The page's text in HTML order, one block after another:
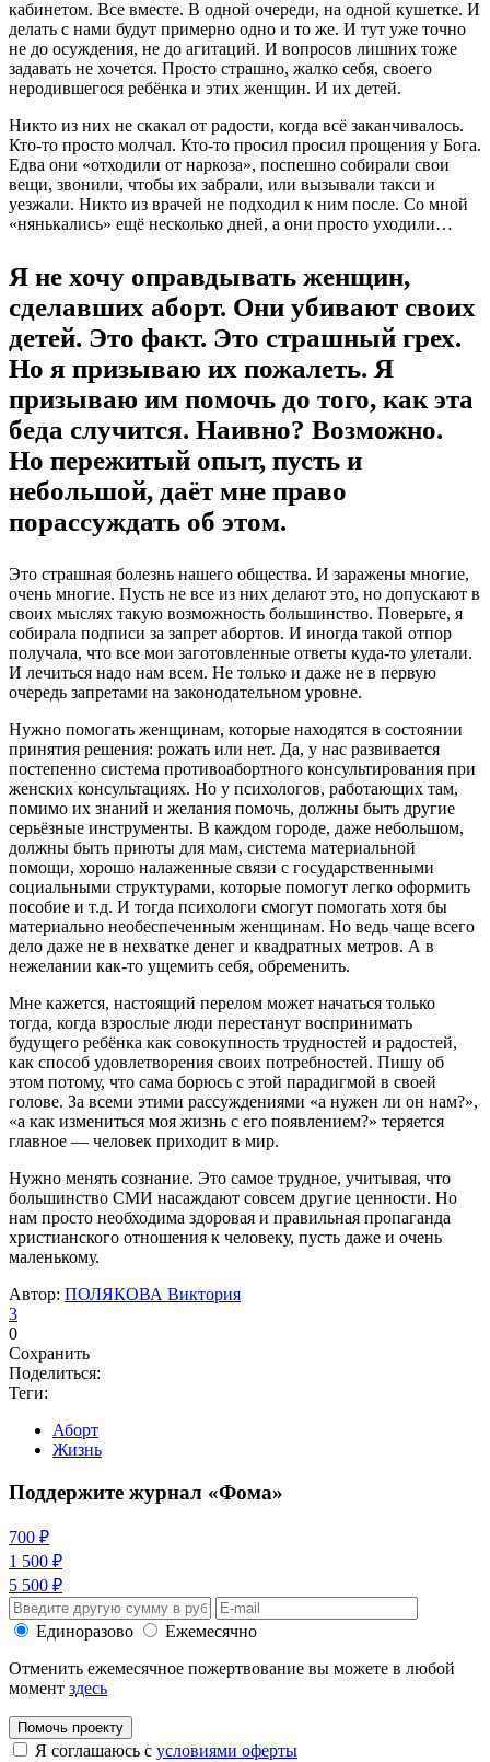
кабинетом. Все вместе. В одной очереди, на одной кушетке. И
делать с нами будут примерно одно и то же. И тут уже точно
не до осуждения, не до агитаций. И вопросов лишних тоже
задавать не хочется. Просто страшно, жалко себя, своего
неродившегося ребёнка и этих женщин. И их детей.
Никто из них не скакал от радости, когда всё заканчивалось.
Кто-то просто молчал. Кто-то просил просил прощения у Бога.
Едва они «отходили от наркоза», поспешно собирали свои
вещи, звонили, чтобы их забрали, или вызывали такси и
уезжали. Никто из врачей не подходил к ним после. Со мной
«нянькались» ещё несколько дней, а они просто уходили…
Я не хочу оправдывать женщин,
сделавших аборт. Они убивают своих
детей. Это факт. Это страшный грех.
Но я призываю их пожалеть. Я
призываю им помочь до того, как эта
беда случится. Наивно? Возможно.
Но пережитый опыт, пусть и
небольшой, даёт мне право
порассуждать об этом.
Это страшная болезнь нашего общества. И заражены многие,
очень многие. Пусть не все из них делают это, но допускают в
своих мыслях такую возможность большинство. Поверьте, я
собирала подписи за запрет абортов. И иногда такой отпор
получала, что все мои заготовленные ответы куда-то улетали.
И лечиться надо нам всем. Не только и даже не в первую
очередь запретами на законодательном уровне.
Нужно помогать женщинам, которые находятся в состоянии
принятия решения: рожать или нет. Да, у нас развивается
постепенно система противоабортного консультирования при
женских консультациях. Но у психологов, работающих там,
помимо их знаний и желания помочь, должны быть другие
серьёзные инструменты. В каждом городе, даже небольшом,
должны быть приюты для мам, система материальной
помощи, хорошо налаженные связи с государственными
социальными структурами, которые помогут легко оформить
пособие и т.д. И тогда психологи смогут помогать хотя бы
материально необеспеченным женщинам. Но ведь чаще всего
дело даже не в нехватке денег и квадратных метров. А в
нежелании как-то ущемить себя, обременить.
Мне кажется, настоящий перелом может начаться только
тогда, когда взрослые люди перестанут воспринимать
будущего ребёнка как совокупность трудностей и радостей,
как способ удовлетворения своих потребностей. Пишу об
этом потому, что сама борюсь с этой парадигмой в своей
голове. За всеми этими рассуждениями «а нужен ли он нам?»,
«а как измениться моя жизнь с его появлением?» теряется
главное — человек приходит в мир.
Нужно менять сознание. Это самое трудное, учитывая, что
большинство СМИ насаждают совсем другие ценности. Но
нам просто необходима здоровая и правильная пропаганда
христианского отношения к человеку, пусть даже и очень
маленькому.
Автор: ПОЛЯКОВА Виктория
3
0
Сохранить
Поделиться:
Теги:
Аборт
Жизнь
Поддержите журнал «Фома»
700 ₽
1 500 ₽
5 500 ₽
Единоразово
Ежемесячно
Отменить ежемесячное пожертвование вы можете в любой
момент здесь
Помочь проекту
Я соглашаюсь с условиями оферты